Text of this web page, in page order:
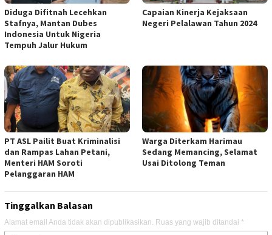
Diduga Difitnah Lecehkan
Stafnya, Mantan Dubes
Indonesia Untuk Nigeria
Tempuh Jalur Hukum
Capaian Kinerja Kejaksaan
Negeri Pelalawan Tahun 2024
PT ASL Pailit Buat Kriminalisi
dan Rampas Lahan Petani,
Menteri HAM Soroti
Pelanggaran HAM
Warga Diterkam Harimau
Sedang Memancing, Selamat
Usai Ditolong Teman
Tinggalkan Balasan
Alamat email Anda tidak akan dipublikasikan. Ruas yang wajib ditandai *